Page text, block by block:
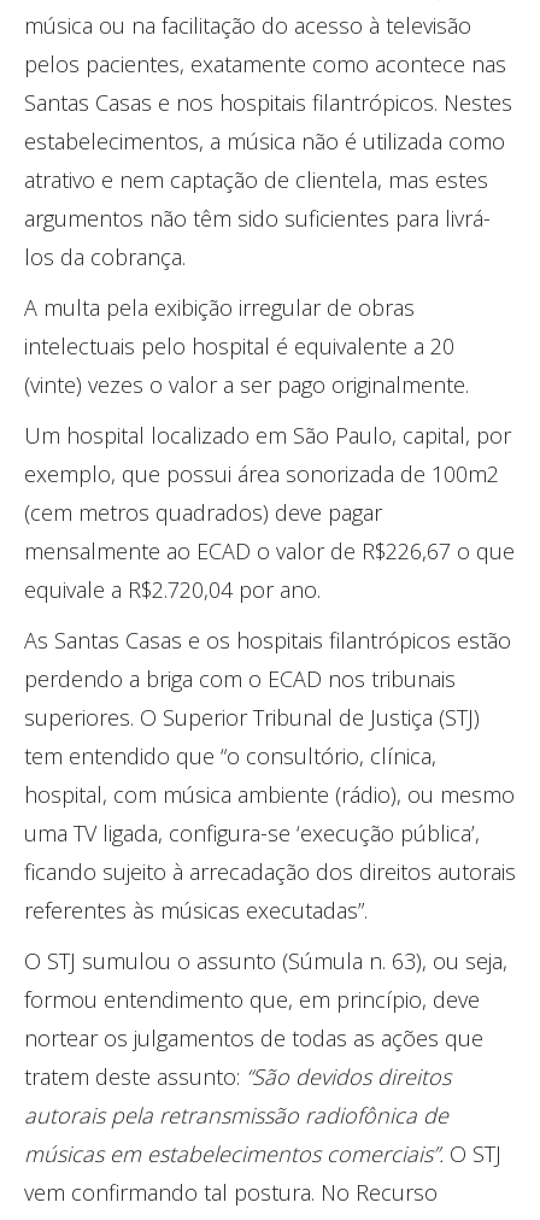
música ou na facilitação do acesso à televisão
pelos pacientes, exatamente como acontece nas
Santas Casas e nos hospitais filantrópicos. Nestes
estabelecimentos, a música não é utilizada como
atrativo e nem captação de clientela, mas estes
argumentos não têm sido suficientes para livrá-
los da cobrança.
A multa pela exibição irregular de obras
intelectuais pelo hospital é equivalente a 20
(vinte) vezes o valor a ser pago originalmente.
Um hospital localizado em São Paulo, capital, por
exemplo, que possui área sonorizada de 100m2
(cem metros quadrados) deve pagar
mensalmente ao ECAD o valor de R$226,67 o que
equivale a R$2.720,04 por ano.
As Santas Casas e os hospitais filantrópicos estão
perdendo a briga com o ECAD nos tribunais
superiores. O Superior Tribunal de Justiça (STJ)
tem entendido que “o consultório, clínica,
hospital, com música ambiente (rádio), ou mesmo
uma TV ligada, configura-se ‘execução pública’,
ficando sujeito à arrecadação dos direitos autorais
referentes às músicas executadas”.
O STJ sumulou o assunto (Súmula n. 63), ou seja,
formou entendimento que, em princípio, deve
nortear os julgamentos de todas as ações que
tratem deste assunto: “São devidos direitos
autorais pela retransmissão radiofônica de
músicas em estabelecimentos comerciais”. O STJ
vem confirmando tal postura. No Recurso